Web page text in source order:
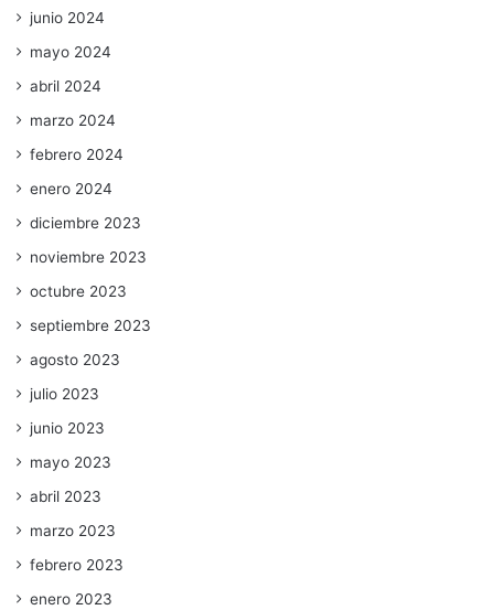
junio 2024
mayo 2024
abril 2024
marzo 2024
febrero 2024
enero 2024
diciembre 2023
noviembre 2023
octubre 2023
septiembre 2023
agosto 2023
julio 2023
junio 2023
mayo 2023
abril 2023
marzo 2023
febrero 2023
enero 2023